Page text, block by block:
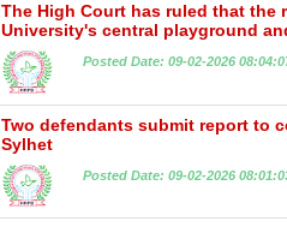
The High Court has ruled that the
University's central playground
Posted Date: 09-02-2026
Two defendants submit report to
Sylhet
Posted Date: 09-02-2026